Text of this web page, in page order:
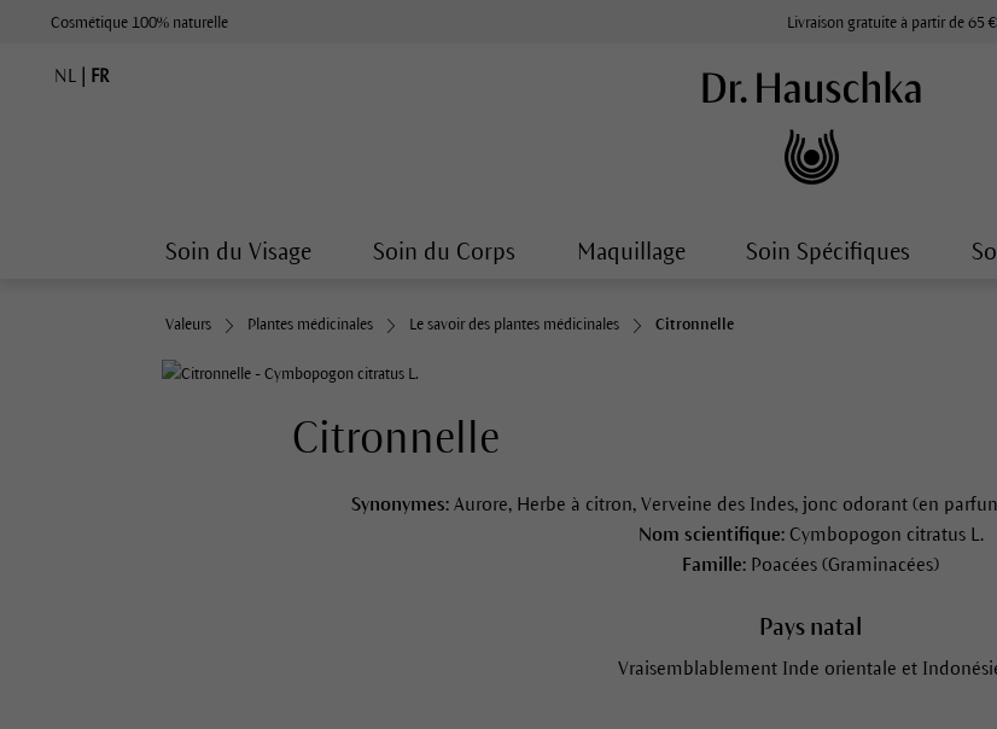
Cosmétique 100% naturelle Livraison gratuite à partir de 65 €
NL FR
Soin du Visage Soin du Corps Maquillage Soin Spécifiques
Valeurs Plantes médicinales Le savoir des plantes médicinales Citronnelle
Citronnelle
Synonymes: Aurore, Herbe à citron, Verveine des Indes, jonc odorant (en
Nom scientifique:Cymbopogon citratus L.
Famille: Poacées (Graminacées)
Pays natal
Vraisemblablement Inde orientale et